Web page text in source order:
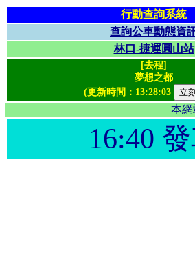
行動查詢系統
查詢公車動態資
林口-捷運圓山站
[去程]
夢想之都
(更新時間： 13:28:03
本
16:40